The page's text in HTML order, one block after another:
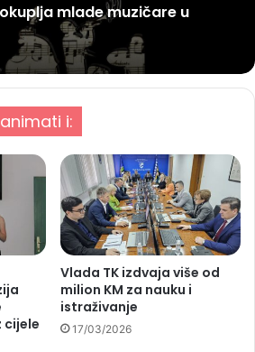
mlade muzičare u
i:
cijele
Vlada TK izdvaja više od
milion KM za nauku i
istraživanje
17/03/2026